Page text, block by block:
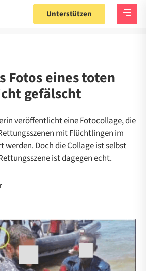
Unterstützen
Fotos eines toten
gefälscht
veröffentlicht eine Fotocollage, die
mit Flüchtlingen im
werden. Doch die Collage ist selbst
ist dagegen echt.